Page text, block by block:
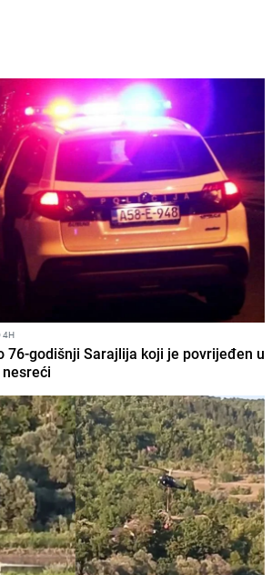
4H
76-godišnji Sarajlija koji je povrijeđen u